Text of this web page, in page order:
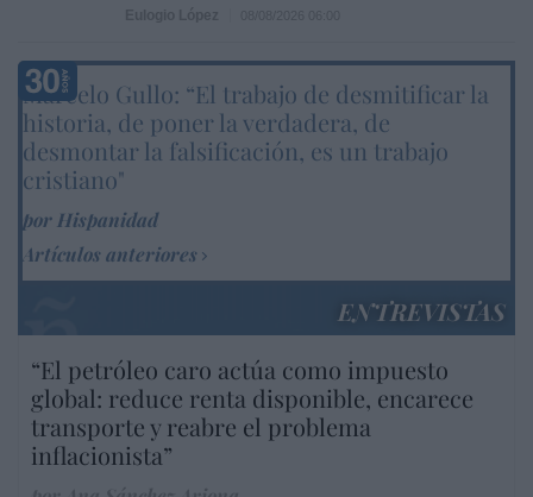
Marcelo Gullo: “El trabajo de desmitificar la
historia, de poner la verdadera, de
desmontar la falsificación, es un trabajo
cristiano"
por Hispanidad
Artículos anteriores
ENTREVISTAS
“El petróleo caro actúa como impuesto
global: reduce renta disponible, encarece
transporte y reabre el problema
inflacionista”